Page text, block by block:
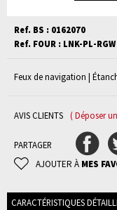
Ref. BS : 0162070
Ref. FOUR : LNK-PL-RGW
Feux de navigation |
AVIS CLIENTS ( Déposer
PARTAGER
AJOUTER À MES
CARACTÉRISTIQUES